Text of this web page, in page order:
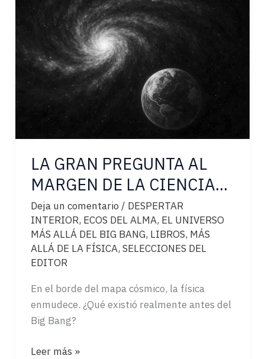
LA GRAN PREGUNTA AL
MARGEN DE LA CIENCIA…
Deja un comentario / DESPERTAR
INTERIOR, ECOS DEL ALMA, EL UNIVERSO
MÁS ALLÁ DEL BIG BANG, LIBROS, MÁS
ALLÁ DE LA FÍSICA, SELECCIONES DEL
EDITOR
En el borde del mapa cósmico, la física
enmudece. ¿Qué existió realmente antes del
Big Bang?
LA
Leer más »